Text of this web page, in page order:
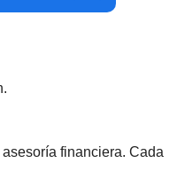
asesoría financiera. Cada